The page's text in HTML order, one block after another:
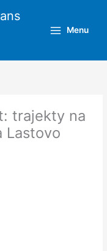
Menu
trajekty na
Lastovo